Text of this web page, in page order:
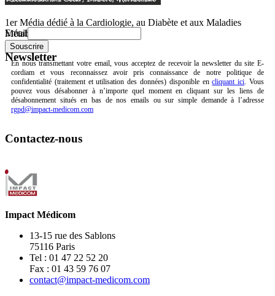
1er Média dédié à la Cardiologie, au Diabète et aux Maladies
Métaboliques.
Newsletter
Email
En nous transmettant votre email, vous acceptez de recevoir la newsletter du site E-
cordiam et vous reconnaissez avoir pris connaissance de notre politique de
confidentialité (traitement et utilisation des données) disponible encliquant ici. Vous
pouvez vous désabonner à n’importe quel moment en cliquant sur les liens de
désabonnement situés en bas de nos emails ou sur simple demande à l’adresse
rgpd@impact-medicom.com
Contactez-nous
Impact Médicom
13-15 rue des Sablons
75116 Paris
Tel : 01 47 22 52 20
Fax : 01 43 59 76 07
contact@impact-medicom.com